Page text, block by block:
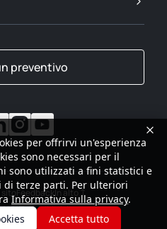
preventivo
Tutti i diritti riservati
sitoFeedbackIn alto
per offrirvi un'esperienza
sono necessari per il
sono utilizzati a fini statistici e
terze parti. Per ulteriori
Informativa sulla privacy.
Accetta tutto